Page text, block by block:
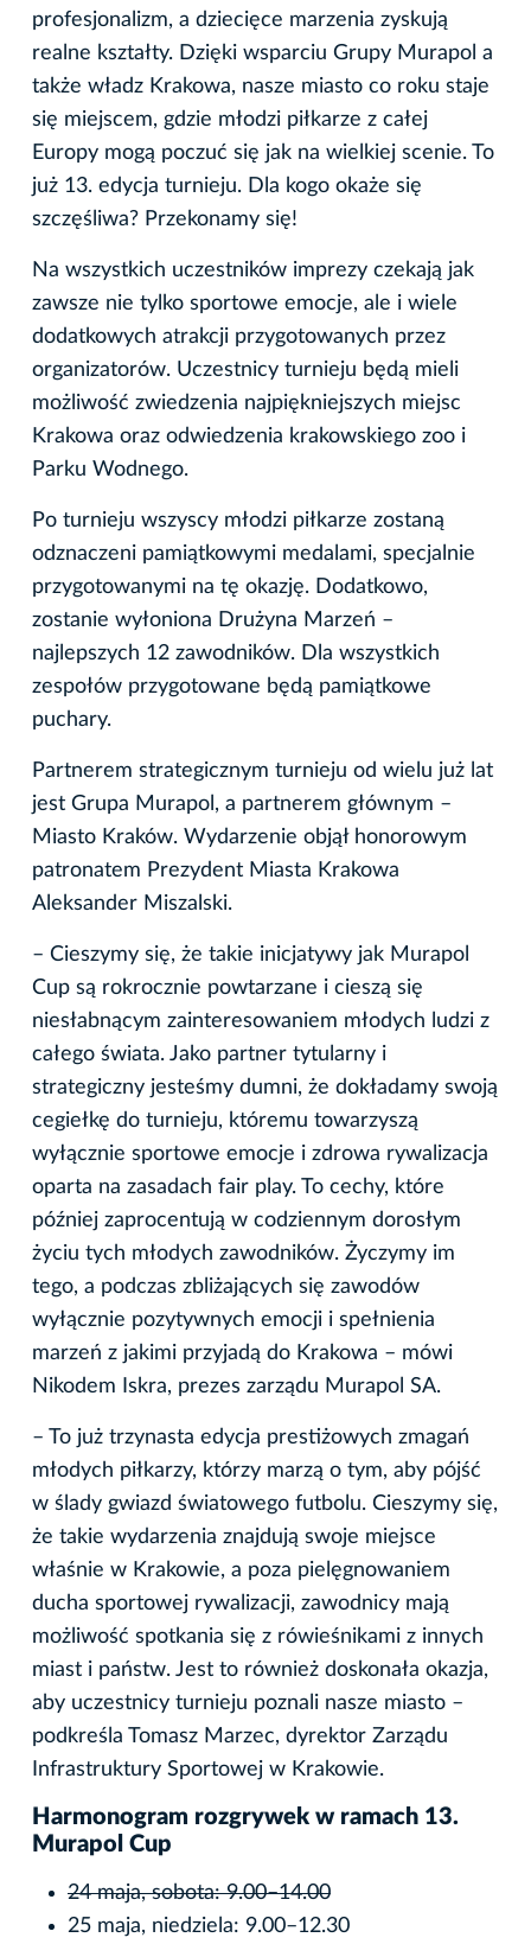
profesjonalizm, a dziecięce marzenia zyskują
realne kształty. Dzięki wsparciu Grupy Murapol a
także władz Krakowa, nasze miasto co roku staje
się miejscem, gdzie młodzi piłkarze z całej
Europy mogą poczuć się jak na wielkiej scenie. To
już 13. edycja turnieju. Dla kogo okaże się
szczęśliwa? Przekonamy się!
Na wszystkich uczestników imprezy czekają jak
zawsze nie tylko sportowe emocje, ale i wiele
dodatkowych atrakcji przygotowanych przez
organizatorów. Uczestnicy turnieju będą mieli
możliwość zwiedzenia najpiękniejszych miejsc
Krakowa oraz odwiedzenia krakowskiego zoo i
Parku Wodnego.
Po turnieju wszyscy młodzi piłkarze zostaną
odznaczeni pamiątkowymi medalami, specjalnie
przygotowanymi na tę okazję. Dodatkowo,
zostanie wyłoniona Drużyna Marzeń –
najlepszych 12 zawodników. Dla wszystkich
zespołów przygotowane będą pamiątkowe
puchary.
Partnerem strategicznym turnieju od wielu już lat
jest Grupa Murapol, a partnerem głównym –
Miasto Kraków. Wydarzenie objął honorowym
patronatem Prezydent Miasta Krakowa
Aleksander Miszalski.
– Cieszymy się, że takie inicjatywy jak Murapol
Cup są rokrocznie powtarzane i cieszą się
niesłabnącym zainteresowaniem młodych ludzi z
całego świata. Jako partner tytularny i
strategiczny jesteśmy dumni, że dokładamy swoją
cegiełkę do turnieju, któremu towarzyszą
wyłącznie sportowe emocje i zdrowa rywalizacja
oparta na zasadach fair play. To cechy, które
później zaprocentują w codziennym dorosłym
życiu tych młodych zawodników. Życzymy im
tego, a podczas zbliżających się zawodów
wyłącznie pozytywnych emocji i spełnienia
marzeń z jakimi przyjadą do Krakowa – mówi
Nikodem Iskra, prezes zarządu Murapol SA.
– To już trzynasta edycja prestiżowych zmagań
młodych piłkarzy, którzy marzą o tym, aby pójść
w ślady gwiazd światowego futbolu. Cieszymy się,
że takie wydarzenia znajdują swoje miejsce
właśnie w Krakowie, a poza pielęgnowaniem
ducha sportowej rywalizacji, zawodnicy mają
możliwość spotkania się z rówieśnikami z innych
miast i państw. Jest to również doskonała okazja,
aby uczestnicy turnieju poznali nasze miasto –
podkreśla Tomasz Marzec, dyrektor Zarządu
Infrastruktury Sportowej w Krakowie.
Harmonogram rozgrywek w ramach 13.
Murapol Cup
24 maja, sobota: 9.00–14.00
25 maja, niedziela: 9.00–12.30